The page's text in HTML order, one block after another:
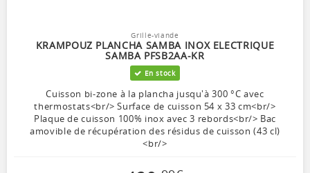
Grille-viande
KRAMPOUZ PLANCHA SAMBA INOX ELECTRIQUE
SAMBA PFSB2AA-KR
En stock
Cuisson bi-zone à la plancha jusqu'à 300 °C avec
thermostats<br/> Surface de cuisson 54 x 33 cm<br/>
Plaque de cuisson 100% inox avec 3 rebords<br/> Bac
amovible de récupération des résidus de cuisson (43 cl)
<br/>